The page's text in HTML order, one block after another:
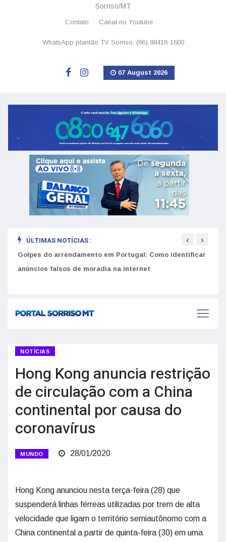
Sorriso/MT
Contato Canal no Youtube
WhatsApp plantão TV Sorriso: (66) 98416-1600
07 August 2026
ÚLTIMAS NOTÍCIAS :
Golpes do arrendamento em Portugal: Como identificar
anúncios falsos de moradia na internet
‹ ›
NOTÍCIAS
Hong Kong anuncia restrição
de circulação com a China
continental por causa do
coronavírus
MUNDO 28/01/2020
Hong Kong anunciou nesta terça-feira (28) que
suspenderá linhas férreas utilizadas por trem de alta
velocidade que ligam o território semiautônomo com a
China continental a partir de quinta-feira (30) em uma